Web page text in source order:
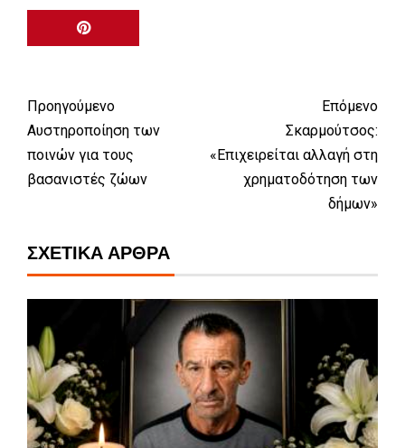
Προηγούμενο
Αυστηροποίηση των
ποινών για τους
βασανιστές ζώων
Επόμενο
Σκαρμούτσος:
«Επιχειρείται αλλαγή στη
χρηματοδότηση των
δήμων»
ΣΧΕΤΙΚΆ ΆΡΘΡΑ